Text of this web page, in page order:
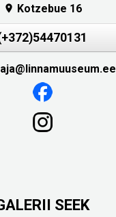
 Kotzebue 16
SEEK